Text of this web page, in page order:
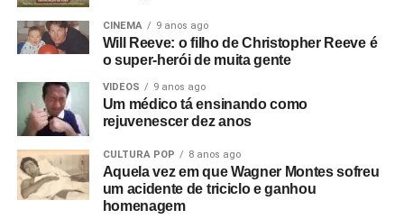
Hewson, morta quando ele tinha 14 anos. O luto por ela
foi uma das maiores inspirações para o futuro vocalista
do U2 caçar um rumo na música. “A dor no meu coração /
é uma enorme parte / de quem eu sou”, diz a letra. Apesar
do U2 ter lançado seu último disco verdadeiramente
vale reconhecerSongs… como um dos melhores álbuns
recentes da banda, eIrisvale entrar para a playlist do dia
das mães. Mas e aí, o U2 vem pro Rio ou não?
CINEMA 9 anos ago
Will Reeve: o filho de Christopher Reeve é
o super-herói de muita gente
VIDEOS 9 anos ago
Um médico tá ensinando como
rejuvenescer dez anos
CULTURA POP 8 anos ago
Aquela vez em que Wagner Montes sofreu
um acidente de triciclo e ganhou
homenagem